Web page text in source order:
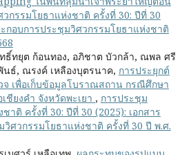
กรรมโยธาแห่งชาติ ครั้งที่ 30: ปีที่ 30
กอบการประชุมวิศวกรรมโยธาแห่งชาติ
ธิ์ทยุต ก้อนทอง, อภิชาต บัวกล้า, ณพล ศรี
ธ์, ณรงค์ เหลืองบุตรนาค, การประยุกต์
จ เพื่อเก็บข้อมูลโบราณสถาน กรณีศึกษา
ชียงคำ จังหวัดพะเยา , การประชุม
าติ ครั้งที่ 30: ปีที่ 30 (2025): เอกสาร
ศวกรรมโยธาแห่งชาติ ครั้งที่ 30 ปี พ.ศ.